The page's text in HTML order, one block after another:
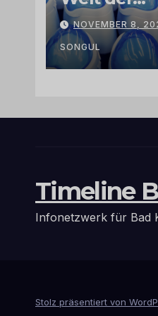
Arganöl,
und
NOVEMBER 8,
SONGUL
Timeline
Infonetzwerk für Bad
Stolz präsentiert von